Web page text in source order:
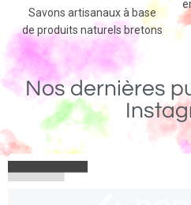
en branche d'arbres auvergnats
Nos dernières